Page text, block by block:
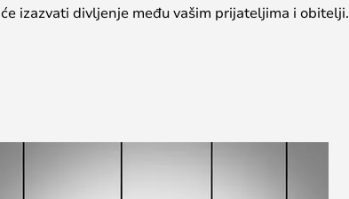
će izazvati divljenje među vašim prijateljima i obitelji.